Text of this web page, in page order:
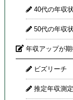
40代の年収
50代の年収
年収アップが
ビズリーチ
推定年収測